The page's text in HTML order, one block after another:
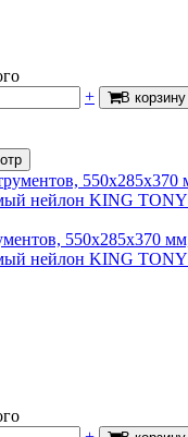
+ В корзину
550х285х370
нейлон KING TONY